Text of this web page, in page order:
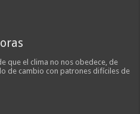
que el clima no nos obedece, de
de cambio con patrones difíciles de